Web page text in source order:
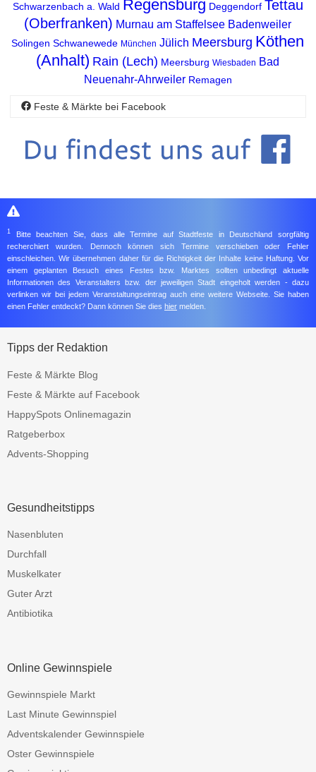
Schwarzenbach a. Wald Regensburg Deggendorf Tettau
(Oberfranken) Murnau am Staffelsee Badenweiler
Solingen Schwanewede München Jülich Meersburg Köthen
(Anhalt) Rain (Lech) Meersburg Wiesbaden Bad
Neuenahr-Ahrweiler Remagen
Feste & Märkte bei Facebook
1 Bitte beachten Sie, dass alle Termine auf Stadtfeste in Deutschland sorgfältig
recherchiert wurden. Dennoch können sich Termine verschieben oder Fehler
einschleichen. Wir übernehmen daher für die Richtigkeit der Inhalte keine Haftung. Vor
einem geplanten Besuch eines Festes bzw. Marktes sollten unbedingt aktuelle
Informationen des Veranstalters bzw. der jeweiligen Stadt eingeholt werden - dazu
verlinken wir bei jedem Veranstaltungseintrag auch eine weitere Webseite. Sie haben
einen Fehler entdeckt? Dann können Sie dies hier melden.
Tipps der Redaktion
Feste & Märkte Blog
Feste & Märkte auf Facebook
HappySpots Onlinemagazin
Ratgeberbox
Advents-Shopping
Gesundheitstipps
Nasenbluten
Durchfall
Muskelkater
Guter Arzt
Antibiotika
Online Gewinnspiele
Gewinnspiele Markt
Last Minute Gewinnspiel
Adventskalender Gewinnspiele
Oster Gewinnspiele